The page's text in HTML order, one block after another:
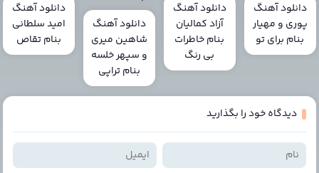
دانلود آهنگ
پوری و مهیار
بنام برای تو
دانلود آهنگ
آزاد کمالیان
بنام خاطرات
بی رنگ
دانلود آهنگ
شاهین میری
و سپهر خلسه
بنام تراپی
دانلود آهنگ
امید سلطانی
بنام تقاص
دیدگاه خود را بگذارید